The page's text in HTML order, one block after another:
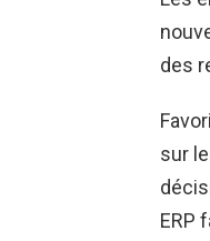
des
sur
ERP